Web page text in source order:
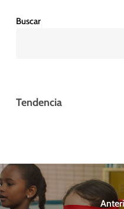
Buscar
Tendencia